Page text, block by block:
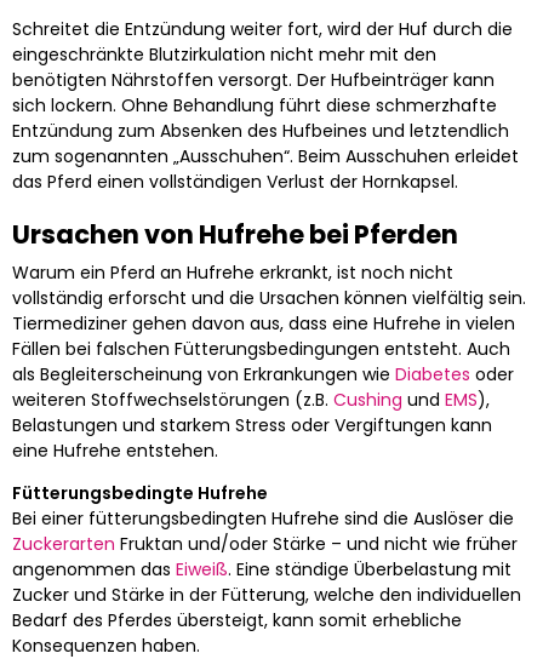
Schreitet die Entzündung weiter fort, wird der Huf durch die
eingeschränkte Blutzirkulation nicht mehr mit den
benötigten Nährstoffen versorgt. Der Hufbeinträger kann
sich lockern. Ohne Behandlung führt diese schmerzhafte
Entzündung zum Absenken des Hufbeines und letztendlich
zum sogenannten „Ausschuhen“. Beim Ausschuhen erleidet
das Pferd einen vollständigen Verlust der Hornkapsel.
Ursachen von Hufrehe bei Pferden
Warum ein Pferd an Hufrehe erkrankt, ist noch nicht
vollständig erforscht und die Ursachen können vielfältig sein.
Tiermediziner gehen davon aus, dass eine Hufrehe in vielen
Fällen bei falschen Fütterungsbedingungen entsteht. Auch
als Begleiterscheinung von Erkrankungen wie Diabetes oder
weiteren Stoffwechselstörungen (z.B. Cushing und EMS),
Belastungen und starkem Stress oder Vergiftungen kann
eine Hufrehe entstehen.
Fütterungsbedingte Hufrehe
Bei einer fütterungsbedingten Hufrehe sind die Auslöser die
Zuckerarten Fruktan und/oder Stärke – und nicht wie früher
angenommen das Eiweiß. Eine ständige Überbelastung mit
Zucker und Stärke in der Fütterung, welche den individuellen
Bedarf des Pferdes übersteigt, kann somit erhebliche
Konsequenzen haben.